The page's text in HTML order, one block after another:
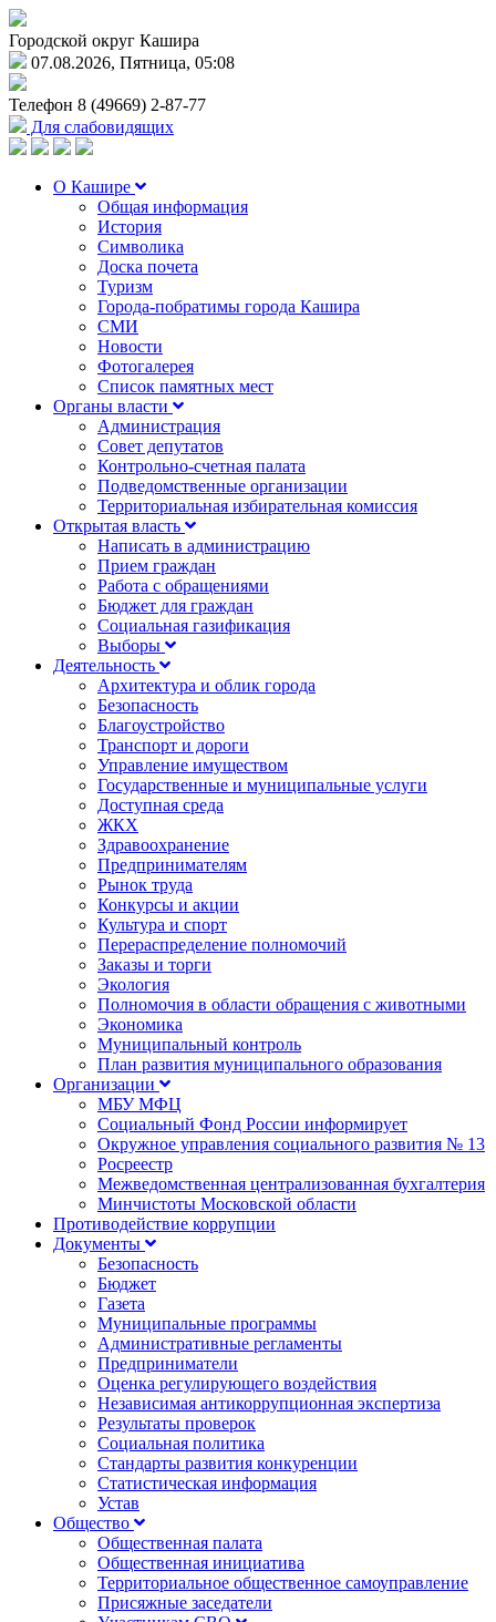
Городской округ Кашира
07.08.2026, Пятница, 05:08
Телефон 8 (49669) 2-87-77
Для слабовидящих
О Кашире
Общая информация
История
Символика
Доска почета
Туризм
Города-побратимы города Кашира
СМИ
Новости
Фотогалерея
Список памятных мест
Органы власти
Администрация
Совет депутатов
Контрольно-счетная палата
Подведомственные организации
Территориальная избирательная комиссия
Открытая власть
Написать в администрацию
Прием граждан
Работа с обращениями
Бюджет для граждан
Социальная газификация
Выборы
Деятельность
Архитектура и облик города
Безопасность
Благоустройство
Транспорт и дороги
Управление имуществом
Государственные и муниципальные услуги
Доступная среда
ЖКХ
Здравоохранение
Предпринимателям
Рынок труда
Конкурсы и акции
Культура и спорт
Перераспределение полномочий
Заказы и торги
Экология
Полномочия в области обращения с животными
Экономика
Муниципальный контроль
План развития муниципального образования
Организации
МБУ МФЦ
Социальный Фонд России информирует
Окружное управления социального развития № 13
Росреестр
Межведомственная централизованная бухгалтерия
Минчистоты Московской области
Противодействие коррупции
Документы
Безопасность
Бюджет
Газета
Муниципальные программы
Административные регламенты
Предприниматели
Оценка регулирующего воздействия
Независимая антикоррупционная экспертиза
Результаты проверок
Социальная политика
Стандарты развития конкуренции
Статистическая информация
Устав
Общество
Общественная палата
Общественная инициатива
Территориальное общественное самоуправление
Присяжные заседатели